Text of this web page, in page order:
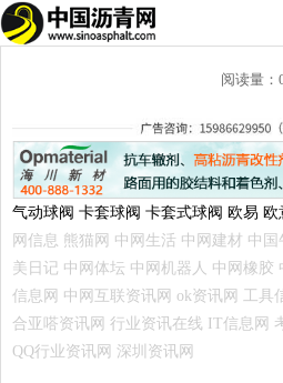
阅读量：
气动球阀 卡套球阀 卡套式球阀 欧易 欧
网信息 熊猫网 中网生活 中网建材 中国
美日记 中网体坛 中网机器人 中网橡胶
信息网 中网互联资讯网 ok资讯网 工具
合亚嗒资讯网 行业资讯在线 IT信息网
QQ行业资讯网 深圳资讯网